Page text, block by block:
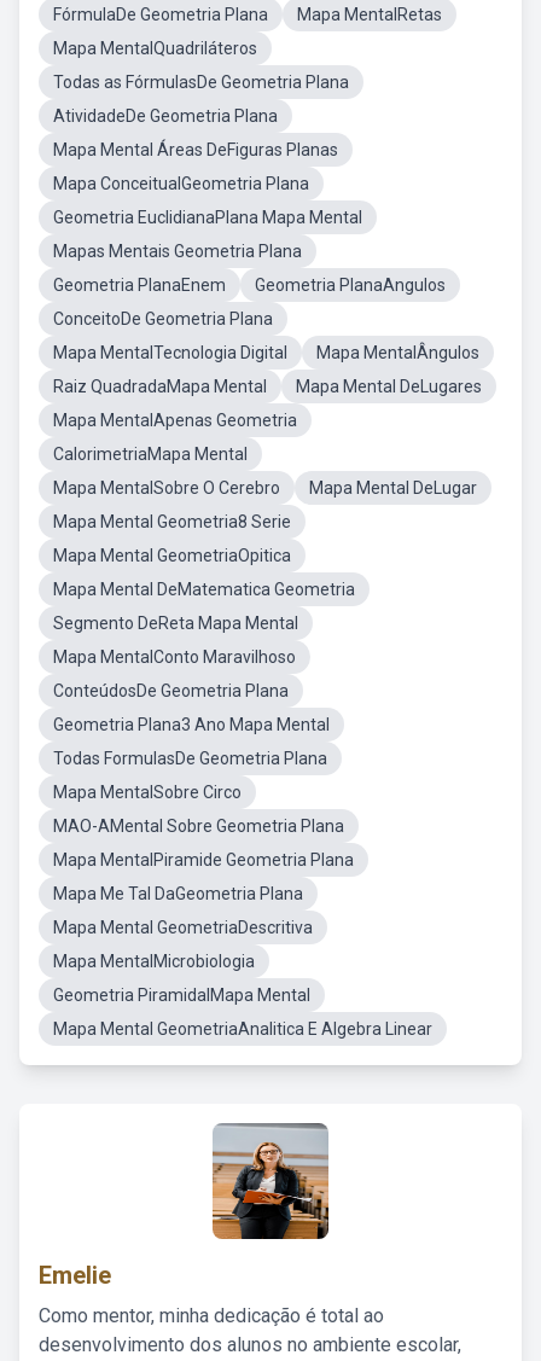
FórmulaDe Geometria Plana
Mapa MentalRetas
Mapa MentalQuadriláteros
Todas as FórmulasDe Geometria Plana
AtividadeDe Geometria Plana
Mapa Mental Áreas DeFiguras Planas
Mapa ConceitualGeometria Plana
Geometria EuclidianaPlana Mapa Mental
Mapas Mentais Geometria Plana
Geometria PlanaEnem
Geometria PlanaAngulos
ConceitoDe Geometria Plana
Mapa MentalTecnologia Digital
Mapa MentalÂngulos
Raiz QuadradaMapa Mental
Mapa Mental DeLugares
Mapa MentalApenas Geometria
CalorimetriaMapa Mental
Mapa MentalSobre O Cerebro
Mapa Mental DeLugar
Mapa Mental Geometria8 Serie
Mapa Mental GeometriaOpitica
Mapa Mental DeMatematica Geometria
Segmento DeReta Mapa Mental
Mapa MentalConto Maravilhoso
ConteúdosDe Geometria Plana
Geometria Plana3 Ano Mapa Mental
Todas FormulasDe Geometria Plana
Mapa MentalSobre Circo
MAO-AMental Sobre Geometria Plana
Mapa MentalPiramide Geometria Plana
Mapa Me Tal DaGeometria Plana
Mapa Mental GeometriaDescritiva
Mapa MentalMicrobiologia
Geometria PiramidalMapa Mental
Mapa Mental GeometriaAnalitica E Algebra Linear
Emelie
Como mentor, minha dedicação é total ao
desenvolvimento dos alunos no ambiente escolar,